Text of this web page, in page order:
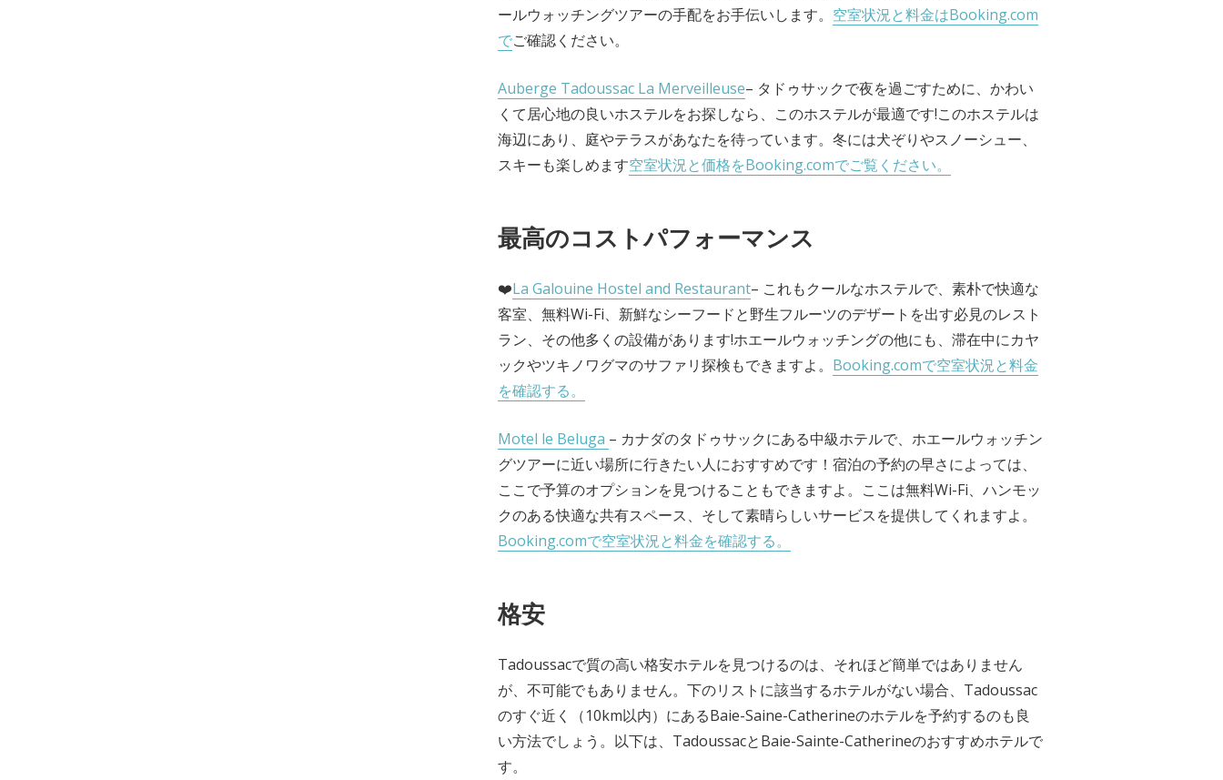
ールウォッチングツアーの手配をお手伝いします。 空室状況と料金はBooking.com
でご確認ください。
Auberge Tadoussac La Merveilleuse– タドゥサックで夜を過ごすために、かわい
くて居心地の良いホステルをお探しなら、このホステルが最適です!このホステルは
海辺にあり、庭やテラスがあなたを待っています。冬には犬ぞりやスノーシュー、
スキーも楽しめます空室状況と価格をBooking.comでご覧ください。
最高のコストパフォーマンス
❤️La Galouine Hostel and Restaurant– これもクールなホステルで、素朴で快適な
客室、無料Wi-Fi、新鮮なシーフードと野生フルーツのデザートを出す必見のレスト
ラン、その他多くの設備があります!ホエールウォッチングの他にも、滞在中にカヤ
ックやツキノワグマのサファリ探検もできますよ。 Booking.comで空室状況と料金
を確認する。
Motel le Beluga – カナダのタドゥサックにある中級ホテルで、ホエールウォッチン
グツアーに近い場所に行きたい人におすすめです！宿泊の予約の早さによっては、
ここで予算のオプションを見つけることもできますよ。ここは無料Wi-Fi、ハンモッ
クのある快適な共有スペース、そして素晴らしいサービスを提供してくれますよ。
Booking.comで空室状況と料金を確認する。
格安
Tadoussacで質の高い格安ホテルを見つけるのは、それほど簡単ではありません
が、不可能でもありません。下のリストに該当するホテルがない場合、Tadoussac
のすぐ近く（10km以内）にあるBaie-Saine-Catherineのホテルを予約するのも良
い方法でしょう。以下は、TadoussacとBaie-Sainte-Catherineのおすすめホテルで
す。